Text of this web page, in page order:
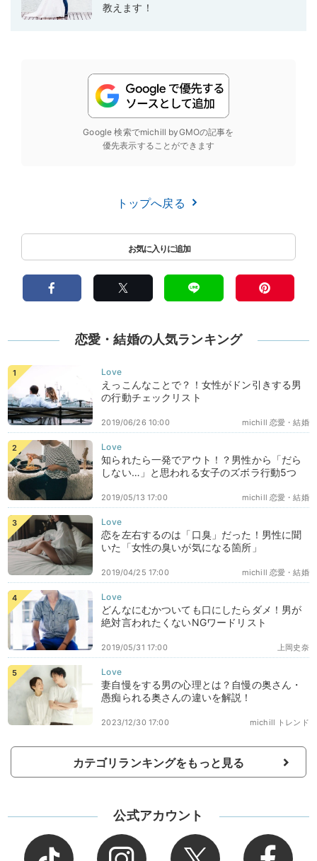
教えます！
Google 検索でmichill byGMOの記事を
優先表示することができます
トップへ戻る
恋愛・結婚の人気ランキング
えっこんなことで？！女性がドン引きする男
の行動チェックリスト
michill 恋愛・結婚
2019/06/26 10:00
知られたら一発でアウト！？男性から「だら
しない…」と思われる女子のズボラ行動5つ
michill 恋愛・結婚
2019/05/13 17:00
恋を左右するのは「口臭」だった！男性に聞
いた「女性の臭いが気になる箇所」
michill 恋愛・結婚
2019/04/25 17:00
どんなにむかついても口にしたらダメ！男が
絶対言われたくないNGワードリスト
上岡史奈
2019/05/31 17:00
妻自慢をする男の心理とは？自慢の奥さん・
愚痴られる奥さんの違いを解説！
michill トレンド
2023/12/30 17:00
カテゴリランキングをもっと見る
公式アカウント